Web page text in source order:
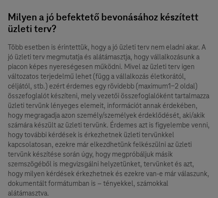
Milyen a jó befektető bevonásához készített
üzleti terv?
Több esetben is érintettük, hogy a jó üzleti terv nem eladni akar. A
jó üzleti terv megmutatja és alátámasztja, hogy vállalkozásunk a
piacon képes nyereségesen működni. Mivel az üzleti terv igen
változatos terjedelmű lehet (függ a vállalkozás életkorától,
céljától, stb.) ezért érdemes egy rövidebb (maximum1-2 oldal)
összefoglalót készíteni, mely vezetői összefoglalóként tartalmazza
üzleti tervünk lényeges elemeit, információt annak érdekében,
hogy megragadja azon személy/személyek érdeklődését, aki/akik
számára készült az üzleti tervünk. Érdemes azt is figyelembe venni,
hogy további kérdések is érkezhetnek üzleti tervünkkel
kapcsolatosan, ezekre már elkezdhetünk felkészülni az üzleti
tervünk készítése során úgy, hogy megpróbáljuk másik
szemszögéből is megvizsgálni helyzetünket, tervünket és azt,
hogy milyen kérdések érkezhetnek és ezekre van-e már válaszunk,
dokumentált formátumban is – tényekkel, számokkal
alátámasztva.